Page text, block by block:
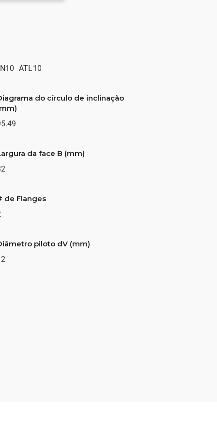
ATL10
do círculo de inclinação
da face B (mm)
de Flanges
piloto dV (mm)